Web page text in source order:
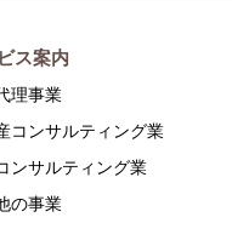
ス案内
理事業
コンサルティング業
ンサルティング業
の事業